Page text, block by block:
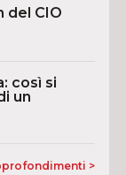
del CIO
così si
un
>